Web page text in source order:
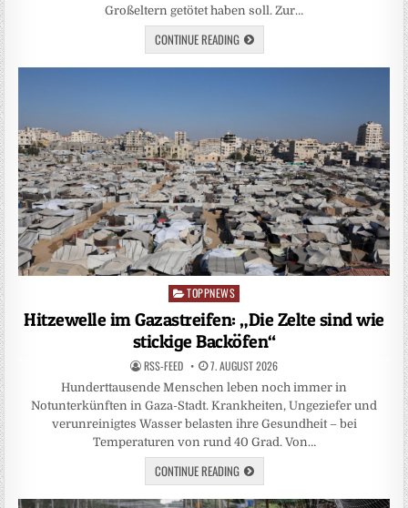
Großeltern getötet haben soll. Zur…
CONTINUE READING
Posted
TOPPNEWS
Hitzewelle im Gazastreifen: „Die Zelte sind wie
stickige Backöfen“
RSS-FEED 7. AUGUST 2026
Hunderttausende Menschen leben noch immer in
Notunterkünften in Gaza-Stadt. Krankheiten, Ungeziefer und
verunreinigtes Wasser belasten ihre Gesundheit – bei
Temperaturen von rund 40 Grad. Von…
CONTINUE READING